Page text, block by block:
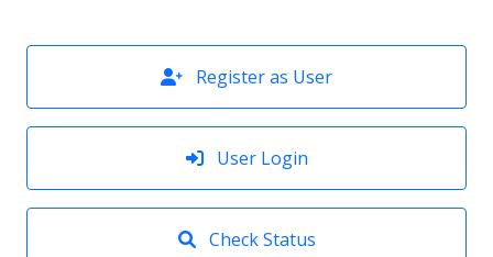
Register as User
User Login
Check Status